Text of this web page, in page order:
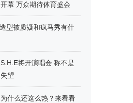
幕 万众期待体育盛会
型被质疑和疯马秀有什
将开演唱会 称不是
望
什么还这么热？来看看